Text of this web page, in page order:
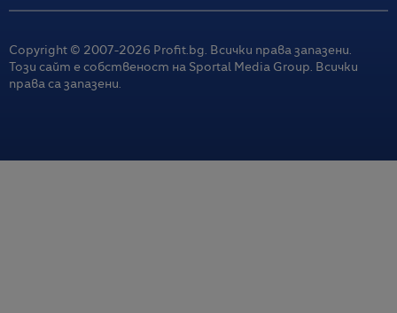
Copyright © 2007-2026 Profit.bg. Всички права запазени.
Този сайт е собственост на Sportal Media Group. Всички
права са запазени.